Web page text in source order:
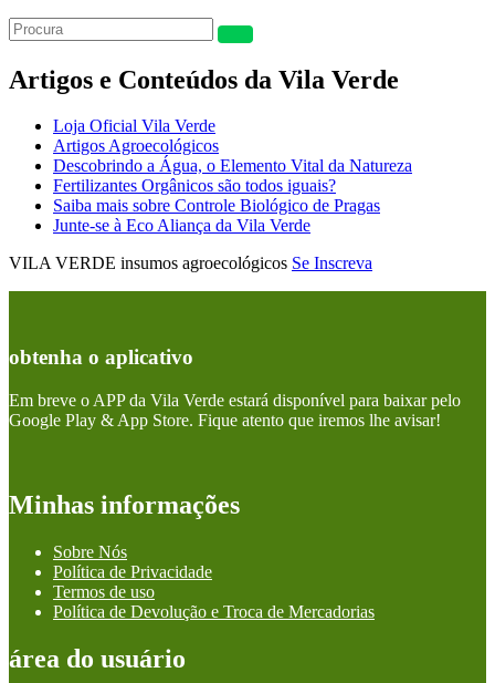
Artigos e Conteúdos da Vila Verde
Loja Oficial Vila Verde
Artigos Agroecológicos
Descobrindo a Água, o Elemento Vital da Natureza
Fertilizantes Orgânicos são todos iguais?
Saiba mais sobre Controle Biológico de Pragas
Junte-se à Eco Aliança da Vila Verde
VILA VERDE insumos agroecológicos Se Inscreva
obtenha o aplicativo
Em breve o APP da Vila Verde estará disponível para baixar pelo
Google Play & App Store. Fique atento que iremos lhe avisar!
Minhas informações
Sobre Nós
Política de Privacidade
Termos de uso
Política de Devolução e Troca de Mercadorias
área do usuário